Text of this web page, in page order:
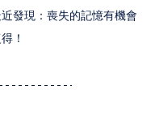
發現：喪失的記憶有機會
！